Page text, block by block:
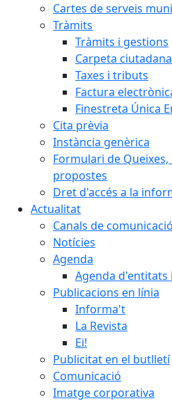
Cartes de serveis
Tràmits
Tràmits i gestions
Carpeta ciutadana
Taxes i tributs
Factura
Finestreta Única
Cita prèvia
Instància genèrica
Formulari de
propostes
Dret d'accés a la
Actualitat
Canals de
Notícies
Agenda
Agenda d'entitats
Publicacions en línia
Informa't
La Revista
Ei!
Publicitat en el butlletí
Comunicació
Imatge corporativa